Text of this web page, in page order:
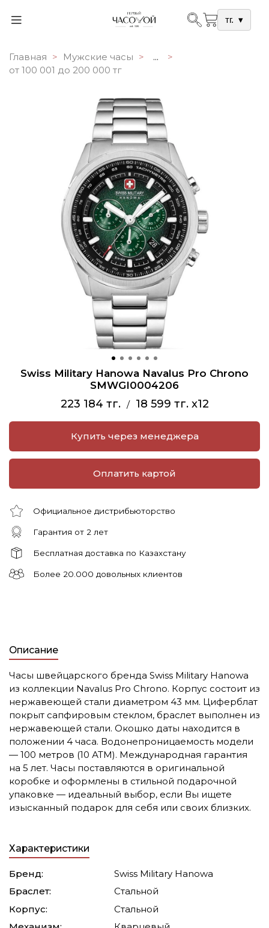
тг. ▾
Главная Мужские часы
...
от 100 001 до 200 000 тг
Swiss Military Hanowa Navalus Pro Chrono
SMWGI0004206
223 184 тг. / 18 599 тг. x12
Купить через менеджера
Оплатить картой
Официальное дистрибьюторство
Гарантия от 2 лет
Бесплатная доставка по Казахстану
Более 20.000 довольных клиентов
Описание
Часы швейцарского бренда Swiss Military Hanowa
из коллекции Navalus Pro Chrono. Корпус состоит из
нержавеющей стали диаметром 43 мм. Циферблат
покрыт сапфировым стеклом, браслет выполнен из
нержавеющей стали. Окошко даты находится в
положении 4 часа. Водонепроницаемость модели
— 100 метров (10 АТМ). Международная гарантия
на 5 лет. Часы поставляются в оригинальной
коробке и оформлены в стильной подарочной
упаковке — идеальный выбор, если Вы ищете
изысканный подарок для себя или своих близких.
Характеристики
Бренд:
Swiss Military Hanowa
Браслет:
Стальной
Корпус:
Стальной